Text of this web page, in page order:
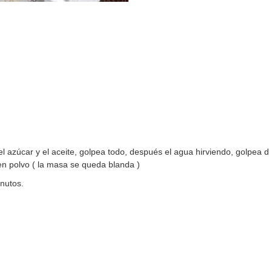
azúcar y el aceite, golpea todo, después el agua hirviendo, golpea
polvo ( la masa se queda blanda )